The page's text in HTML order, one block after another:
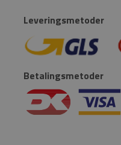
Leveringsmetoder
Betalingsmetoder